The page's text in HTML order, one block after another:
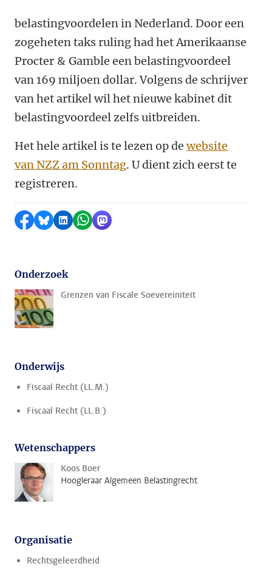
belastingvoordelen in Nederland. Door een
zogeheten taks ruling had het Amerikaanse
Procter & Gamble een belastingvoordeel
van 169 miljoen dollar. Volgens de schrijver
van het artikel wil het nieuwe kabinet dit
belastingvoordeel zelfs uitbreiden.
Het hele artikel is te lezen op dewebsite
van NZZ am Sonntag. U dient zich eerst te
registreren.
Delen op Facebook
Delen via Bluesky
Delen op LinkedIn
Delen via WhatsApp
Delen via Mastodon
Onderzoek
Grenzen van Fiscale Soevereiniteit
Onderwijs
Fiscaal Recht (LL.M.)
Fiscaal Recht (LL.B.)
Wetenschappers
Koos Boer
Hoogleraar Algemeen Belastingrecht
Organisatie
Rechtsgeleerdheid